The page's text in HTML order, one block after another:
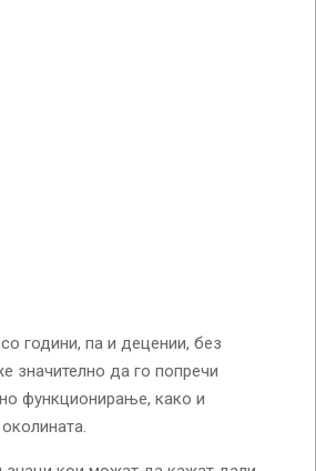
години, па и децении, без
значително да го попречи
функционирање, како и